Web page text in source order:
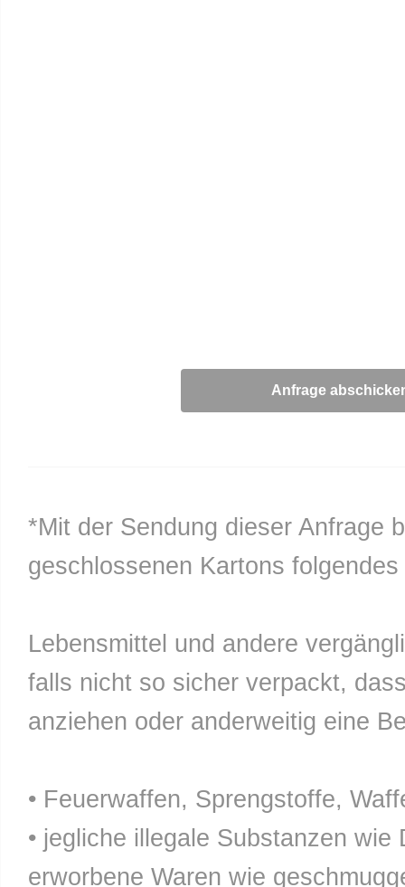
*Mit der Sendung dieser Anfrage
geschlossenen Kartons
Lebensmittel und andere
falls nicht so sicher verpackt,
anziehen oder anderweitig eine
• Feuerwaffen, Sprengstoffe,
• jegliche illegale Substanzen
erworbene Waren wie